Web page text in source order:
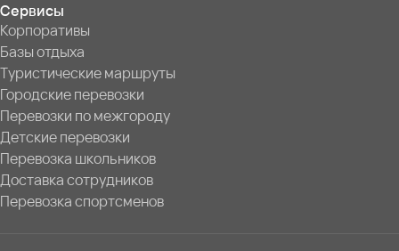
Сервисы
Корпоративы
Базы отдыха
Туристические маршруты
Городские перевозки
Перевозки по межгороду
Детские перевозки
Перевозка школьников
Доставка сотрудников
Перевозка спортсменов